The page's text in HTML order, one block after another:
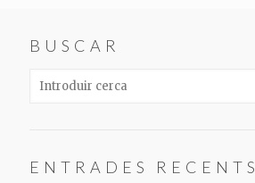
BUSCAR
ENTRADES RECENTS